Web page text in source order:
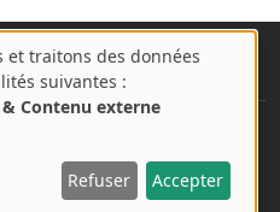
menu
et traitons des données
suivantes :
Contenu externe
Refuser Accepter